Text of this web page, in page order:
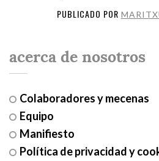
PUBLICADO POR
acerca de nosotros
Colaboradores y mecenas
Equipo
Manifiesto
Política de privacidad y